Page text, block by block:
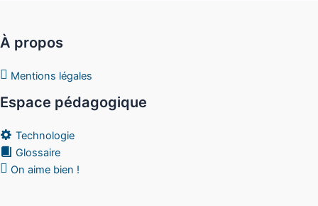
À propos
Mentions légales
Espace pédagogique
Technologie
Glossaire
On aime bien !